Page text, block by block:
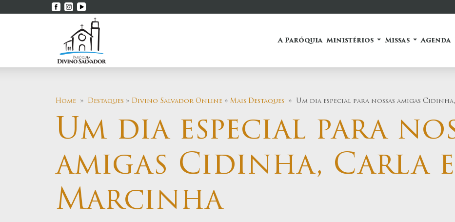
A Paróquia Ministérios Missas Agenda
Home » Destaques » Divino Salvador Online » Mais Destaques » Um dia especial para nossas amigas
Um dia especial para
amigas Cidinha, Carla e
Marcinha